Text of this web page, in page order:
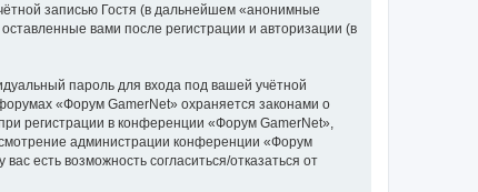
записью Гостя (в дальнейшем «анонимные
вами после регистрации и авторизации (в
пароль для входа под вашей учётной
«Форум GamerNet» охраняется законами о
регистрации в конференции «Форум GamerNet»,
администрации конференции «Форум
есть возможность согласиться/отказаться от